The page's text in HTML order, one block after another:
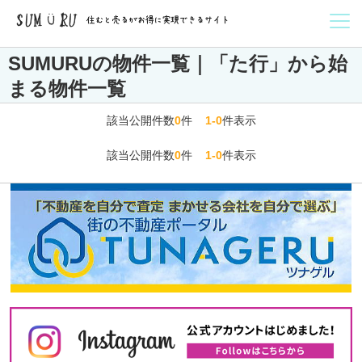
SUMURUの物件一覧｜「た行」から始
まる物件一覧
該当公開件数0件1-0件表示
該当公開件数0件1-0件表示